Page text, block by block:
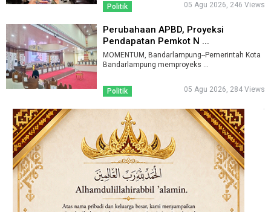
Politik 05 Agu 2026, 246 Views
Perubahaan APBD, Proyeksi
Pendapatan Pemkot N ...
MOMENTUM, Bandarlampung--Pemerintah Kota
Bandarlampung memproyeks ...
Politik 05 Agu 2026, 284 Views